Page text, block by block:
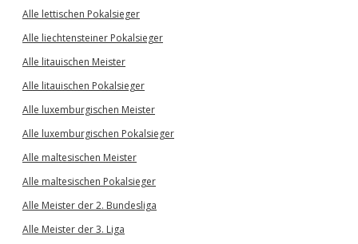
Alle lettischen Pokalsieger
Alle liechtensteiner Pokalsieger
Alle litauischen Meister
Alle litauischen Pokalsieger
Alle luxemburgischen Meister
Alle luxemburgischen Pokalsieger
Alle maltesischen Meister
Alle maltesischen Pokalsieger
Alle Meister der 2. Bundesliga
Alle Meister der 3. Liga